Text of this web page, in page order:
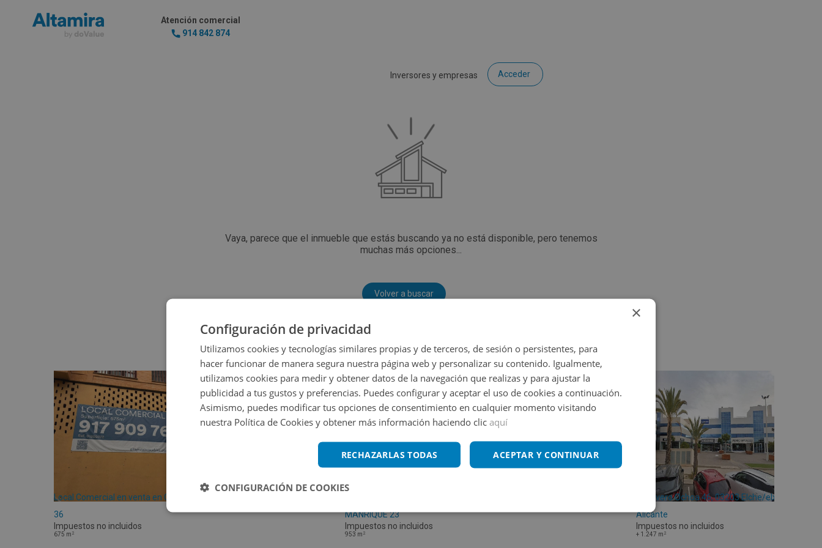
Atención comercial
914 842 874
Inversores y empresas Acceder
Vaya, parece que el inmueble que estás buscando ya no está disponible, pero tenemos
muchas más opciones...
Volver a buscar
Local Comercial en venta en CL MENDIZABAL
36
Impuestos no incluidos
675 m 2
MANRIQUE 23
Impuestos no incluidos
953 m 2
Cl Severo Ochoa 46, 03203 Elche/elx -
Alicante
Impuestos no incluidos
+ 1.247 m 2
×
Configuración de privacidad
Utilizamos cookies y tecnologías similares propias y de terceros, de sesión o persistentes, para
hacer funcionar de manera segura nuestra página web y personalizar su contenido. Igualmente,
utilizamos cookies para medir y obtener datos de la navegación que realizas y para ajustar la
publicidad a tus gustos y preferencias. Puedes configurar y aceptar el uso de cookies a continuación.
Asimismo, puedes modificar tus opciones de consentimiento en cualquier momento visitando
nuestra Política de Cookies y obtener más información haciendo clic aquí
ACEPTAR Y CONTINUAR
RECHAZARLAS TODAS
CONFIGURACIÓN DE COOKIES